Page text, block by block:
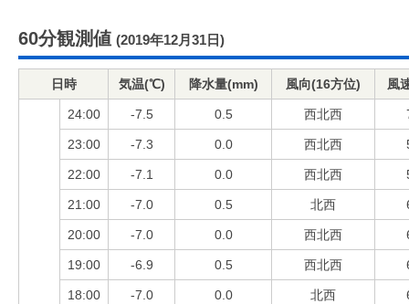
60分観測値 (2019年12月31日)
日時 気温(℃) 降水量(mm) 風向(16方位) 風
24:00 -7.5 0.5 西北西
23:00 -7.3 0.0 西北西
22:00 -7.1 0.0 西北西
21:00 -7.0 0.5 北西
20:00 -7.0 0.0 西北西
19:00 -6.9 0.5 西北西
18:00 -7.0 0.0 北西